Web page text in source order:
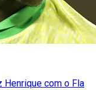
Henrique com o Fla